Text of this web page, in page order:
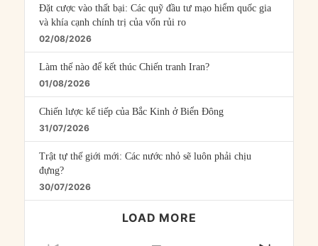
Đặt cược vào thất bại: Các quỹ đầu tư mạo hiểm quốc gia
và khía cạnh chính trị của vốn rủi ro
02/08/2026
Làm thế nào để kết thúc Chiến tranh Iran?
01/08/2026
Chiến lược kế tiếp của Bắc Kinh ở Biển Đông
31/07/2026
Trật tự thế giới mới: Các nước nhỏ sẽ luôn phải chịu
đựng?
30/07/2026
LOAD MORE